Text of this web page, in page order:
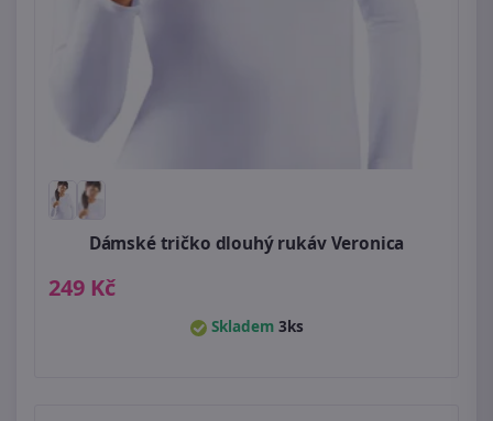
Dámské tričko dlouhý rukáv Veronica
249 Kč
Skladem 3ks